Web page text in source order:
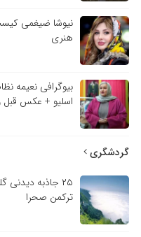
نیوشا ضیغمی
هنری
بیوگرافی نعیمه
اسلیو + عکس قبل
گردشگری
۲۵ جاذبه دیدنی
ترکمن صحرا